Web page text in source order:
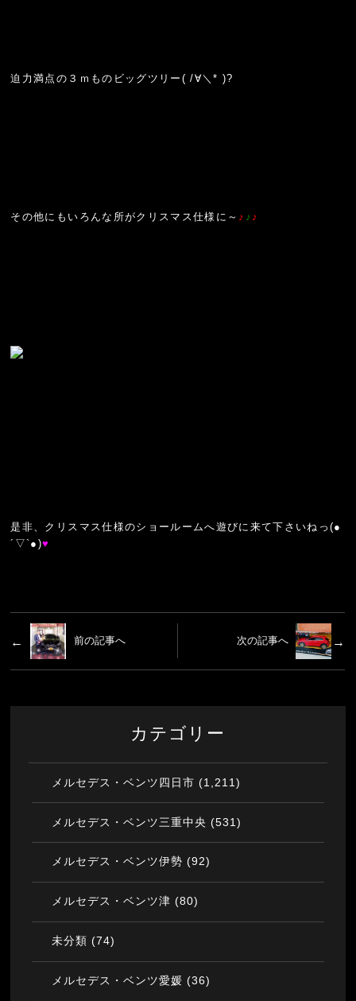
迫力満点の３ｍものビッグツリー( /∀＼* )?
その他にもいろんな所がクリスマス仕様に～ ♪ ♪ ♪
是非、クリスマス仕様のショールームへ遊びに来て下さいねっ(●
´▽`●)♥
前の記事へ 次の記事へ
カテゴリー
メルセデス・ベンツ四日市 (1,211)
メルセデス・ベンツ三重中央 (531)
メルセデス・ベンツ伊勢 (92)
メルセデス・ベンツ津 (80)
未分類 (74)
メルセデス・ベンツ愛媛 (36)